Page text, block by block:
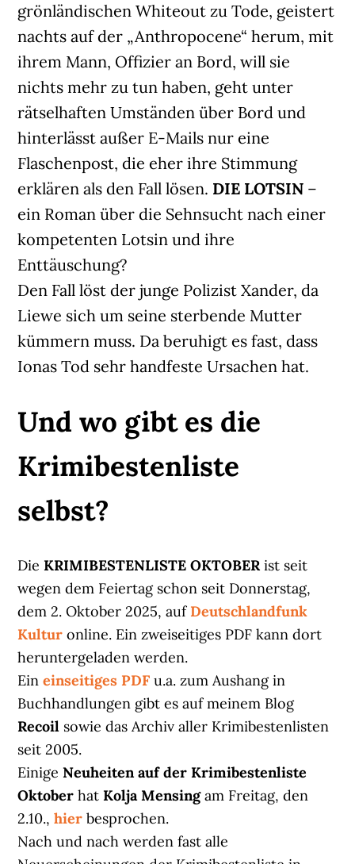
grönländischen Whiteout zu Tode, geistert
nachts auf der „Anthropocene“ herum, mit
ihrem Mann, Offizier an Bord, will sie
nichts mehr zu tun haben, geht unter
rätselhaften Umständen über Bord und
hinterlässt außer E-Mails nur eine
Flaschenpost, die eher ihre Stimmung
erklären als den Fall lösen. DIE LOTSIN –
ein Roman über die Sehnsucht nach einer
kompetenten Lotsin und ihre
Enttäuschung?
Den Fall löst der junge Polizist Xander, da
Liewe sich um seine sterbende Mutter
kümmern muss. Da beruhigt es fast, dass
Ionas Tod sehr handfeste Ursachen hat.
Und wo gibt es die
Krimibestenliste
selbst?
DieKRIMIBESTENLISTE OKTOBERist seit
wegen dem Feiertag schon seit Donnerstag,
dem 2. Oktober 2025, auf Deutschlandfunk
Kultur online. Ein zweiseitiges PDF kann dort
heruntergeladen werden.
Eineinseitiges PDF u.a. zum Aushang in
Buchhandlungen gibt es auf meinem Blog
Recoil sowie das Archiv aller Krimibestenlisten
seit 2005.
EinigeNeuheiten auf der Krimibestenliste
OktoberhatKolja Mensingam Freitag, den
2.10.,hier besprochen.
Nach und nach werden fast alle